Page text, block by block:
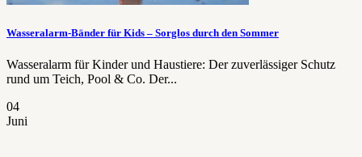
Wasseralarm-Bänder für Kids – Sorglos durch den Sommer
Wasseralarm für Kinder und Haustiere: Der zuverlässiger Schutz
rund um Teich, Pool & Co. Der...
04
Juni